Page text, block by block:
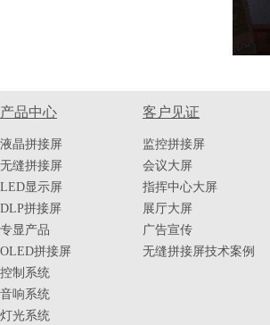
产品中心
液晶拼接屏
无缝拼接屏
LED显示屏
DLP拼接屏
专显产品
OLED拼接屏
控制系统
音响系统
灯光系统
客户见证
监控拼接屏
会议大屏
指挥中心大屏
展厅大屏
广告宣传
无缝拼接屏技术案例